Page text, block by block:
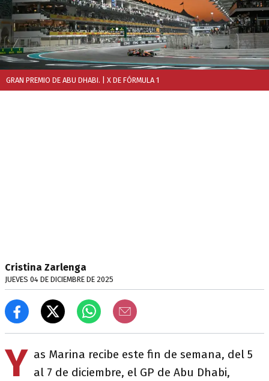
GRAN PREMIO DE ABU DHABI. | X DE FÓRMULA 1
Cristina Zarlenga
JUEVES 04 DE DICIEMBRE DE 2025
Y as Marina recibe este fin de semana, del 5
al 7 de diciembre, el GP de Abu Dhabi,